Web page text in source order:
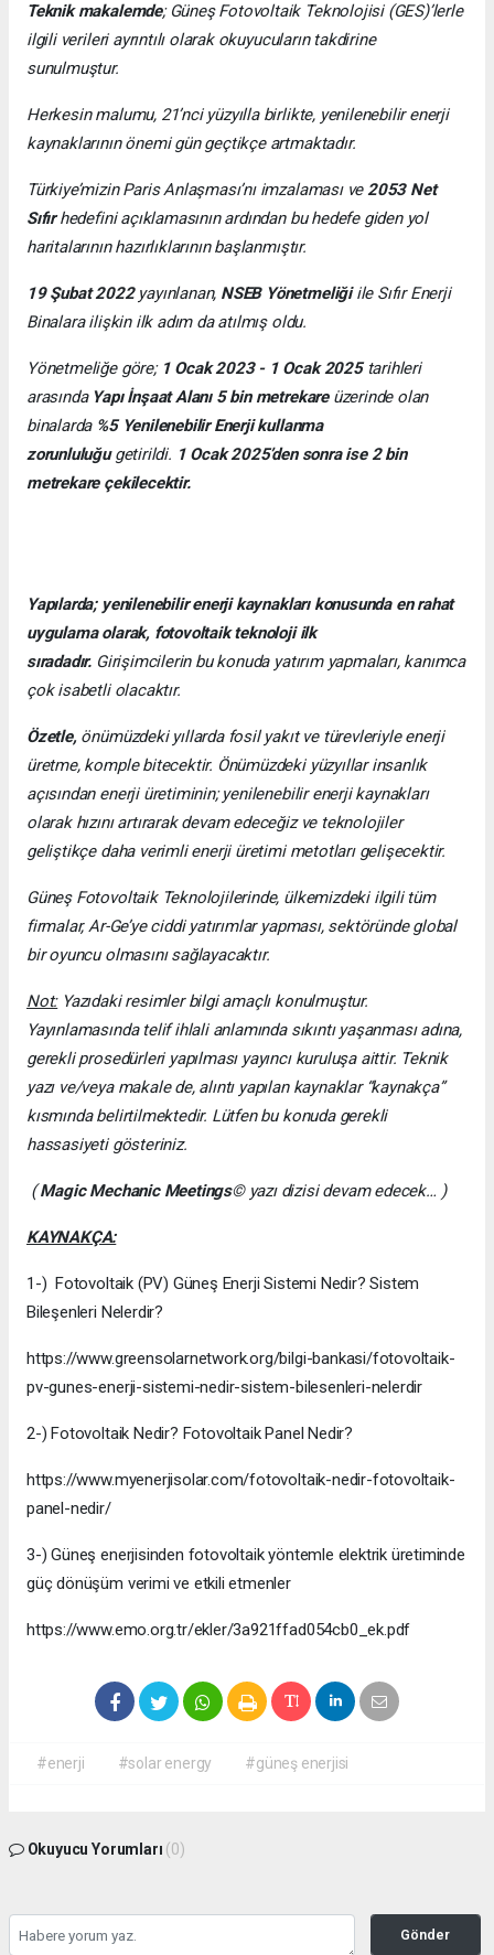
Teknik makalemde; Güneş Fotovoltaik Teknolojisi (GES)’lerle
ilgili verileri ayrıntılı olarak okuyucuların takdirine
sunulmuştur.
Herkesin malumu, 21’nci yüzyılla birlikte, yenilenebilir enerji
kaynaklarının önemi gün geçtikçe artmaktadır.
Türkiye’mizin Paris Anlaşması’nı imzalaması ve2053 Net
Sıfırhedefini açıklamasının ardından bu hedefe giden yol
haritalarının hazırlıklarının başlanmıştır.
19 Şubat 2022 yayınlanan, NSEB Yönetmeliğiile Sıfır Enerji
Binalara ilişkin ilk adım da atılmış oldu.
Yönetmeliğe göre; 1 Ocak 2023 - 1 Ocak 2025 tarihleri
arasında Yapı İnşaat Alanı 5 bin metrekare üzerinde olan
binalarda%5 Yenilenebilir Enerji kullanma
zorunluluğugetirildi. 1 Ocak 2025’den sonra ise 2 bin
metrekare çekilecektir.
Yapılarda; yenilenebilir enerji kaynakları konusunda en rahat
uygulama olarak, fotovoltaik teknoloji ilk
sıradadır. Girişimcilerin bu konuda yatırım yapmaları, kanımca
çok isabetli olacaktır.
Özetle,önümüzdeki yıllarda fosil yakıt ve türevleriyle enerji
üretme, komple bitecektir. Önümüzdeki yüzyıllar insanlık
açısından enerji üretiminin; yenilenebilir enerji kaynakları
olarak hızını artırarak devam edeceğiz ve teknolojiler
geliştikçe daha verimli enerji üretimi metotları gelişecektir.
Güneş Fotovoltaik Teknolojilerinde, ülkemizdeki ilgili tüm
firmalar, Ar-Ge’ye ciddi yatırımlar yapması, sektöründe global
bir oyuncu olmasını sağlayacaktır.
Not:Yazıdaki resimler bilgi amaçlı konulmuştur.
Yayınlamasında telif ihlali anlamında sıkıntı yaşanması adına,
gerekli prosedürleri yapılması yayıncı kuruluşa aittir. Teknik
yazı ve/veya makale de, alıntı yapılan kaynaklar “kaynakça”
kısmında belirtilmektedir. Lütfen bu konuda gerekli
hassasiyeti gösteriniz.
(Magic Mechanic Meetings© yazı dizisi devam edecek… )
KAYNAKÇA:
1-) Fotovoltaik (PV) Güneş Enerji Sistemi Nedir? Sistem
Bileşenleri Nelerdir?
https://www.greensolarnetwork.org/bilgi-bankasi/fotovoltaik-
pv-gunes-enerji-sistemi-nedir-sistem-bilesenleri-nelerdir
2-) Fotovoltaik Nedir? Fotovoltaik Panel Nedir?
https://www.myenerjisolar.com/fotovoltaik-nedir-fotovoltaik-
panel-nedir/
3-) Güneş enerjisinden fotovoltaik yöntemle elektrik üretiminde
güç dönüşüm verimi ve etkili etmenler
https://www.emo.org.tr/ekler/3a921ffad054cb0_ek.pdf
#enerji #solar energy #güneş enerjisi
Okuyucu Yorumları (0)
Gönder